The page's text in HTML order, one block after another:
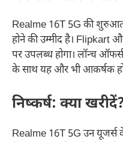
Realme 16T 5G की
होने की उम्मीद है। Flipkart
पर उपलब्ध होगा। लॉन्च
के साथ यह और भी आकर्षक
निष्कर्ष: क्या
Realme 16T 5G उन यूजर्स